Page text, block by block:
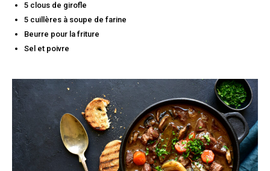
5 clous de girofle
5 cuillères à soupe de farine
Beurre pour la friture
Sel et poivre